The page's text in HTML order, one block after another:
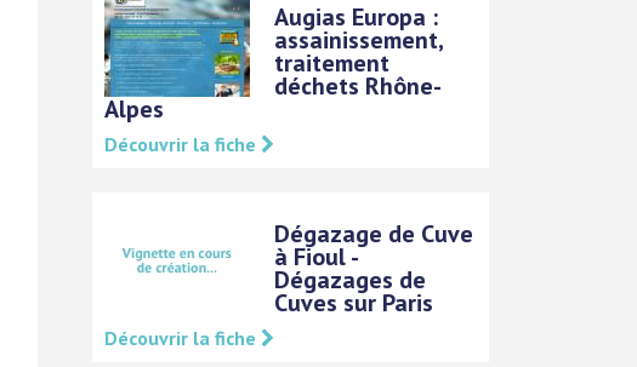
Augias Europa :
assainissement,
traitement
déchets Rhône-
Alpes
Découvrir la fiche
Dégazage de Cuve
à Fioul -
Dégazages de
Cuves sur Paris
Découvrir la fiche